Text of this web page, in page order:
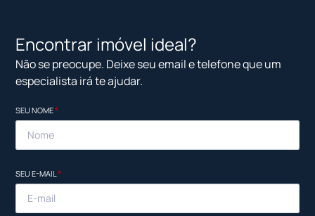
Encontrar imóvel ideal?
Não se preocupe. Deixe seu email e telefone que um
especialista irá te ajudar.
SEU NOME*
SEU E-MAIL*